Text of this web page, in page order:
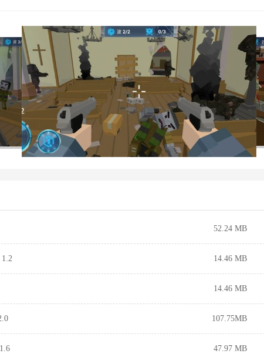
52.24 MB
14.46 MB
14.46 MB
107.75MB
47.97 MB